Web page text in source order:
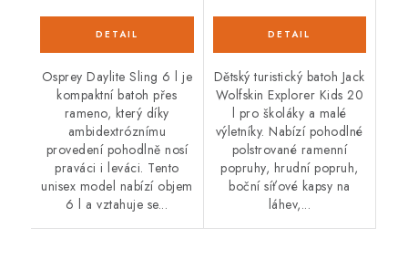
Osprey Daylite Sling 6 l je
kompaktní batoh přes
rameno, který díky
ambidextróznímu
provedení pohodlně nosí
praváci i leváci. Tento
unisex model nabízí objem
6 l a vztahuje se...
Dětský turistický batoh Jack
Wolfskin Explorer Kids 20
l pro školáky a malé
výletníky. Nabízí pohodlné
polstrované ramenní
popruhy, hrudní popruh,
boční síťové kapsy na
láhev,...